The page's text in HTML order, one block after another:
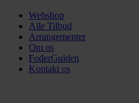
Webshop
Alle Tilbud
Arrangementer
Om os
FoderGuiden
Kontakt os